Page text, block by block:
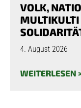
VOLK,
4. August 2026
WEITERLESEN